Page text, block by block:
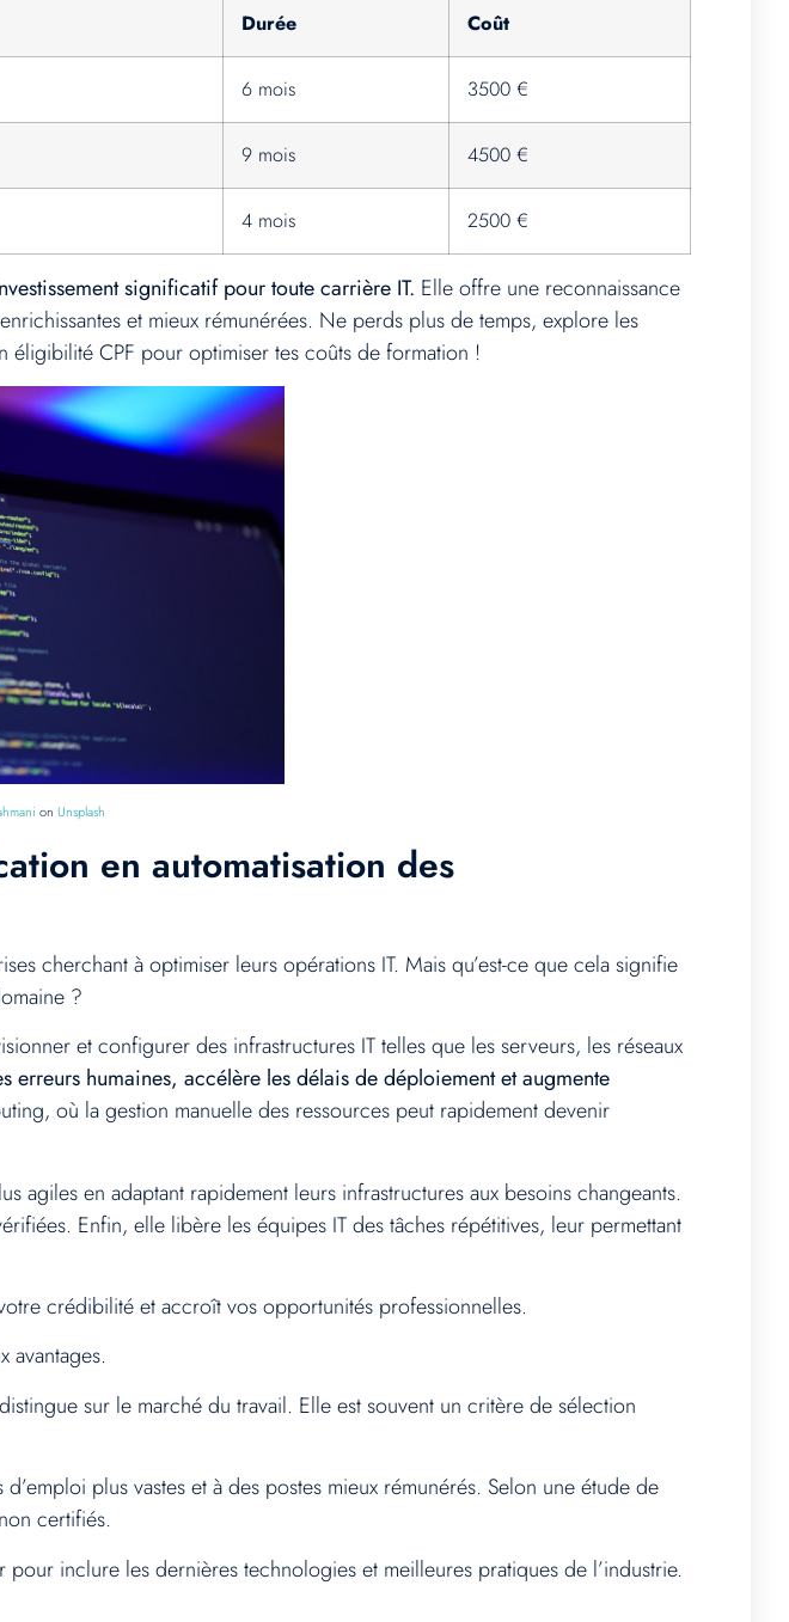
Durée Coût
6 mois 3500 €
9 mois 4500 €
4 mois 2500 €
significatif pour toute carrière IT. Elle offre une reconnaissance
et mieux rémunérées. Ne perds plus de temps, explore les
éligibilité CPF pour optimiser tes coûts de formation !
on Unsplash
en automatisation des
cherchant à optimiser leurs opérations IT. Mais qu’est-ce que cela signifie
?
et configurer des infrastructures IT telles que les serveurs, les réseaux
erreurs humaines, accélère les délais de déploiement et augmente
où la gestion manuelle des ressources peut rapidement devenir
agiles en adaptant rapidement leurs infrastructures aux besoins changeants.
Enfin, elle libère les équipes IT des tâches répétitives, leur permettant
crédibilité et accroît vos opportunités professionnelles.
avantages.
sur le marché du travail. Elle est souvent un critère de sélection
plus vastes et à des postes mieux rémunérés. Selon une étude de
certifiés.
inclure les dernières technologies et meilleures pratiques de l’industrie.